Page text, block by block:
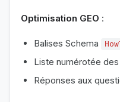
Optimisation GEO :
Balises Schema
Liste numérotée
Réponses aux